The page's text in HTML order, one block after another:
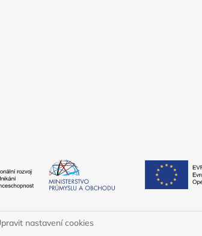
nastavení cookies